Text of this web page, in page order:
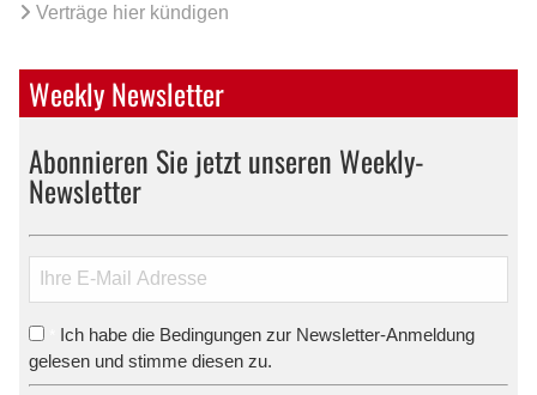
Verträge hier kündigen
Weekly Newsletter
Abonnieren Sie jetzt unseren Weekly-
Newsletter
Ich habe die Bedingungen zur Newsletter-Anmeldung
gelesen und stimme diesen zu.